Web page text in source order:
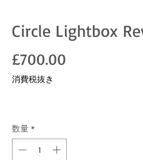
Circle Lightbox
£700.00
消費税抜き
数量 *